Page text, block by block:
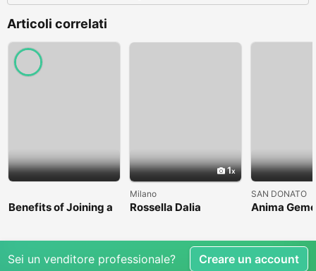
Articoli correlati
Benefits of Joining a
Professional Nasha
1
Milano
Rossella Dalia
SAN DONATO
Anima
Sei un venditore professionale? Creare un account